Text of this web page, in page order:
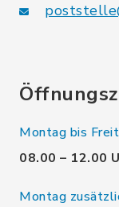
Montag bis
08.00 – 12.00
Montag